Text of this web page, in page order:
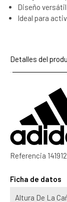
Diseño
Ideal para
Detalles del
Referencia
Ficha de datos
Altura De La